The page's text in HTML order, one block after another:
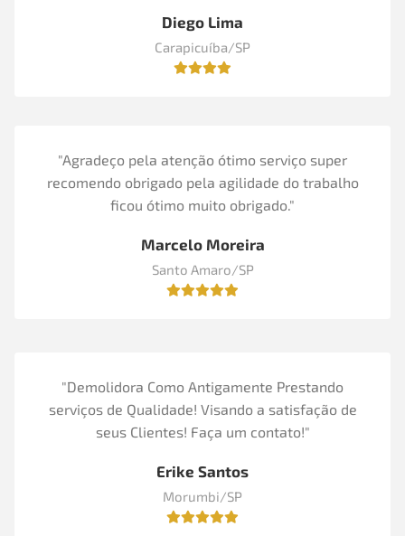
Diego Lima
Carapicuíba/SP
"Agradeço pela atenção ótimo serviço super
recomendo obrigado pela agilidade do trabalho
ficou ótimo muito obrigado."
Marcelo Moreira
Santo Amaro/SP
"Demolidora Como Antigamente Prestando
serviços de Qualidade! Visando a satisfação de
seus Clientes! Faça um contato!"
Erike Santos
Morumbi/SP